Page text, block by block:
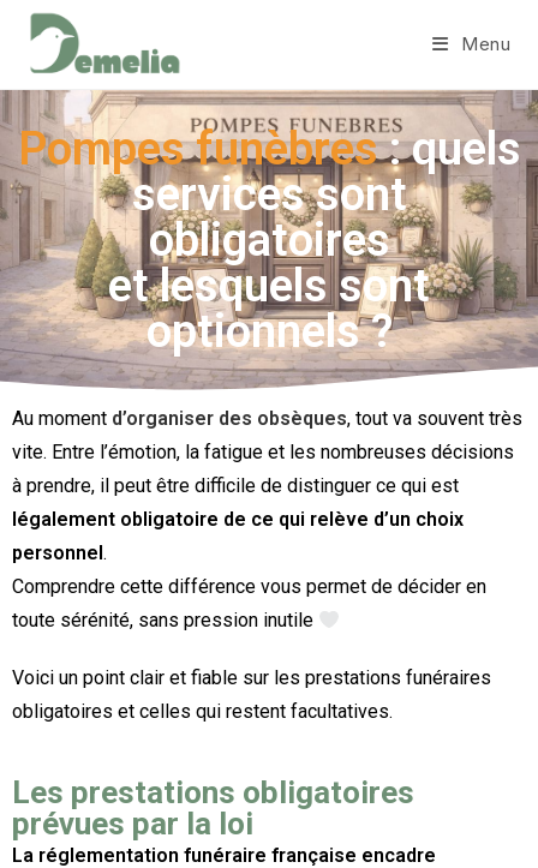
Menu
Pompes funèbres: quels
services sont
obligatoires
et lesquels sont
optionnels ?
Au moment d’organiser des obsèques, tout va souvent très
vite. Entre l’émotion, la fatigue et les nombreuses décisions
à prendre, il peut être difficile de distinguer ce qui est
légalement obligatoire de ce qui relève d’un choix
personnel.
Comprendre cette différence vous permet de décider en
toute sérénité, sans pression inutile
Voici un point clair et fiable sur les prestations funéraires
obligatoires et celles qui restent facultatives.
Les prestations obligatoires
prévues par la loi
La réglementation funéraire française encadre